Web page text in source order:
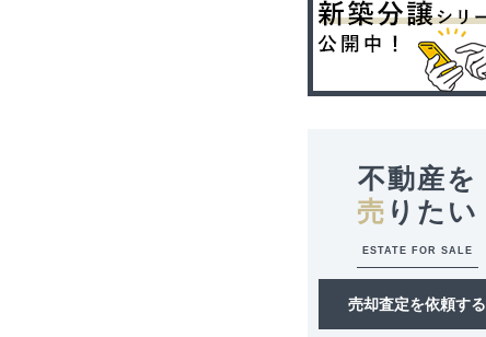
不動産を
売 りたい
ESTATE FOR SALE
売却査定を依頼する